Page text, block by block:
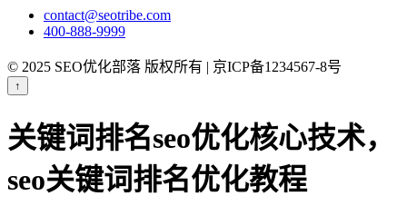
contact@seotribe.com
400-888-9999
© 2025 SEO优化部落 版权所有 | 京ICP备1234567-8号
↑
关键词排名seo优化核心技术，
seo关键词排名优化教程